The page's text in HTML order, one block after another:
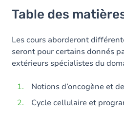
Table des
Les cours aborderont
seront pour certains donnés
extérieurs spécialistes du
Notions d’oncogène et
Cycle cellulaire et